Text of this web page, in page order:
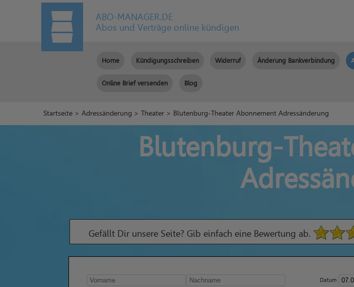
ABO-MANAGER.DE
Abos und Verträge online kündigen
Home Kündigungsschreiben Widerruf Änderung Bankverbindung
Online Brief versenden Blog
Startseite >Adressänderung >Theater > Blutenburg-Theater Abonnement Adressänderung
Blutenburg-
Gefällt Dir unsere Seite? Gib einfach eine Bewertung ab.
Datum